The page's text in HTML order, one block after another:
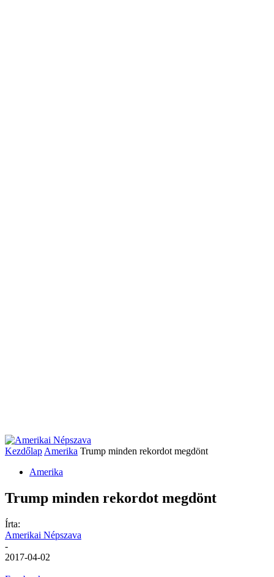
Kezdőlap Amerika Trump minden rekordot megdönt
Amerika
Trump minden rekordot megdönt
Írta:
Amerikai Népszava
-
2017-04-02